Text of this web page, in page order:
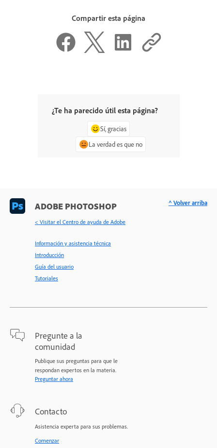
Compartir esta página
¿Te ha parecido útil esta página?
Sí, gracias
La verdad es que no
ADOBE PHOTOSHOP
< Visitar el Centro de ayuda de Adobe
Información y asistencia técnica
Introducción
Guía del usuario
Tutoriales
Pregunte a la
comunidad
Publique sus preguntas para que le
respondan expertos en la materia.
Preguntar ahora
Contacto
Asistencia experta para sus problemas.
Comenzar
^ Volver arriba